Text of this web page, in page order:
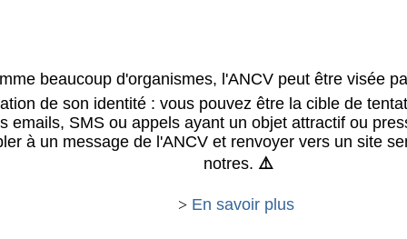
beaucoup d'organismes, l'ANCV peut être visée
de son identité : vous pouvez être la cible de
emails, SMS ou appels ayant un objet attractif ou
à un message de l'ANCV et renvoyer vers un site
notres. ⚠️
> En savoir plus